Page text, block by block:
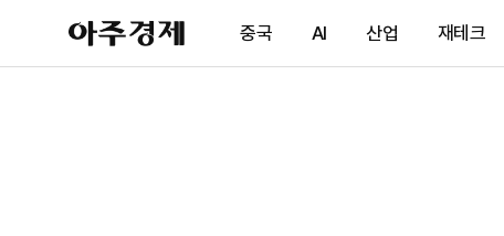
아
주
제
중국 AI 산업 재테크